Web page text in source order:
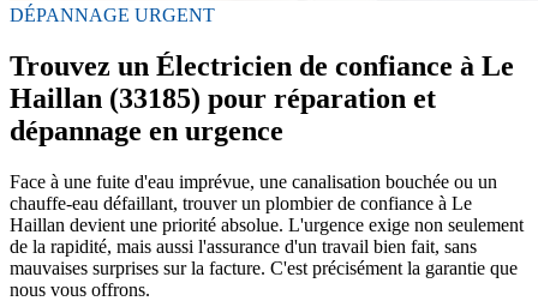
DÉPANNAGE URGENT
Trouvez un Électricien de confiance à Le
Haillan (33185) pour réparation et
dépannage en urgence
Face à une fuite d'eau imprévue, une canalisation bouchée ou un
chauffe-eau défaillant, trouver un plombier de confiance à Le
Haillan devient une priorité absolue. L'urgence exige non seulement
de la rapidité, mais aussi l'assurance d'un travail bien fait, sans
mauvaises surprises sur la facture. C'est précisément la garantie que
nous vous offrons.